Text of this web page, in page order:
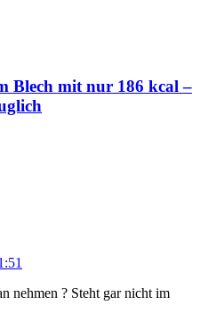
Blech mit nur 186 kcal –
nehmen ? Steht gar nicht im